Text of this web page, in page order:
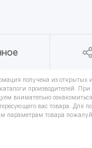
получена из открытых
производителей. При
внимательно
вас товара. Для
параметрам товара